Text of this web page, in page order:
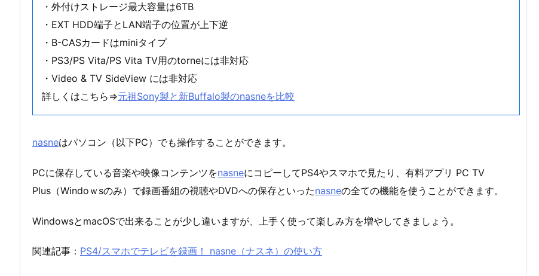
・外付けストレージ最大容量は6TB
・EXT HDD端子とLAN端子の位置が上下逆
・B-CASカードはminiタイプ
・PS3/PS Vita/PS Vita TV用のtorneには非対応
・Video & TV SideView には非対応
詳しくはこちら⇒元祖Sony製と新Buffalo製のnasneを比較
nasneはパソコン（以下PC）でも操作することができます。
PCに保存している音楽や映像コンテンツをnasneにコピーしてPS4やスマホで見たり、有料アプリ PC TV
Plus（Windoｗsのみ）で録画番組の視聴やDVDへの保存といったnasneの全ての機能を使うことができます。
WindowsとmacOSで出来ることが少し違いますが、上手く使って楽しみ方を増やしてきましょう。
関連記事： PS4/スマホでテレビを録画！ nasne（ナスネ）の使い方